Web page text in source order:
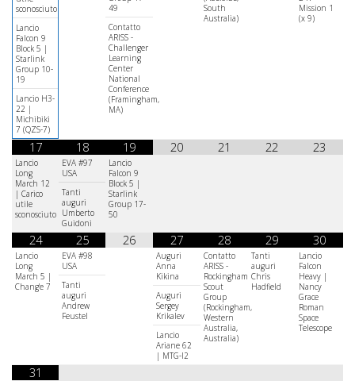
sconosciuto
Lancio
Falcon 9
Block 5 |
Starlink
Group 10-
19
Lancio H3-
22 |
Michibiki
7 (QZS-7)
49
Contatto
ARISS -
Challenger
Learning
Center
National
Conference
(Framingham,
MA)
South
Australia)
Mission 1
(x 9)
17
Lancio
Long
March 12
| Carico
utile
sconosciuto
18
EVA #97
USA
Tanti
auguri
Umberto
Guidoni
19
Lancio
Falcon 9
Block 5 |
Starlink
Group 17-
50
20 21 22 23
24
Lancio
Long
March 5 |
Chang'e 7
25
EVA #98
USA
Tanti
auguri
Andrew
Feustel
26 27
Auguri
Anna
Kikina
Auguri
Sergey
Krikalev
Lancio
Ariane 62
| MTG-I2
28
Contatto
ARISS -
Rockingham
Scout
Group
(Rockingham,
Western
Australia,
Australia)
29
Tanti
auguri
Chris
Hadfield
30
Lancio
Falcon
Heavy |
Nancy
Grace
Roman
Space
Telescope
31